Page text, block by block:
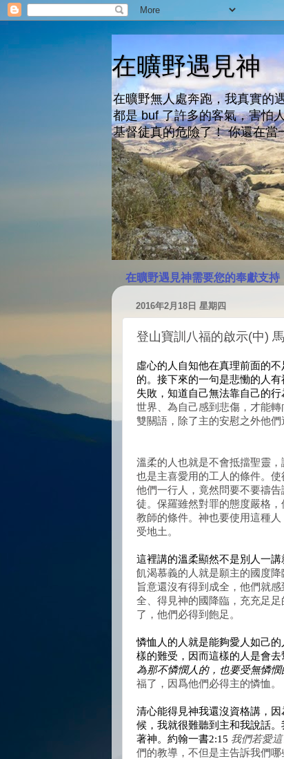
在曠野遇見神
在曠野無人處奔跑，我真實的
都是 buf 了許多的客氣，害怕
基督徒真的危險了！ 你還在當
在曠野遇見神需要您的奉獻支
2016年2月18日 星期四
登山寶訓八福的啟示(中)
虛心的人自知他在真理前面的
的。接下來的一句是悲慟的人
失敗，知道自己無法靠自己的行
世界、為自己感到悲傷，才能轉
雙關語，除了主的安慰之外他
溫柔的人也就是不會抵擋聖靈
也是主喜愛用的工人的條件。
他們一行人，竟然問要不要禱
徒。保羅雖然對罪的態度嚴格
教師的條件。神也要使用這種
受地土。
這裡講的溫柔顯然不是別人一
飢渴慕義的人就是願主的國度
旨意還沒有得到成全，他們就
全、得見神的國降臨，充充足
了，他們必得到飽足。
憐恤人的人就是能夠愛人如己
樣的難受，因而這樣的人是會
為那不憐憫人的，也要受無憐憫
福了，因爲他們必得主的憐恤。
清心能得見神我還沒資格講，
候，我就很難聽到主和我說話
著神。約翰一書2:15 我們若愛
們的教導，不但是主告訴我們